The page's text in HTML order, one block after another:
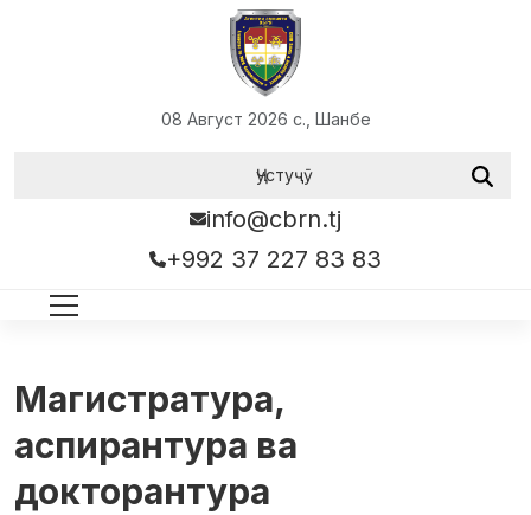
08 Август 2026 с., Шанбе
info@cbrn.tj
+992 37 227 83 83
Магистратура,
аспирантура ва
докторантура